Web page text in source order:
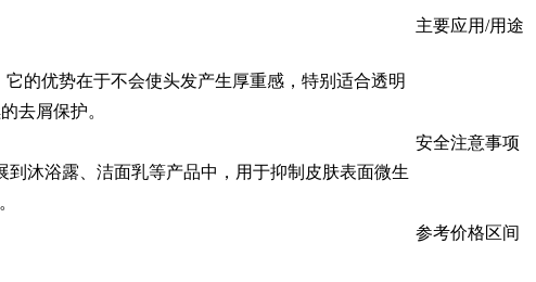
的优势在于不会使头发产生厚重感，特别适合透明
去屑保护。
沐浴露、洁面乳等产品中，用于抑制皮肤表面微生
主要应用/用途
安全注意事项
参考价格区间